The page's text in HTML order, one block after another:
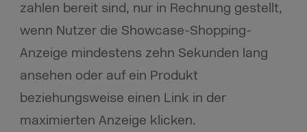
zahlen bereit sind, nur in Rechnung gestellt,
wenn Nutzer die Showcase-Shopping-
Anzeige mindestens zehn Sekunden lang
ansehen oder auf ein Produkt
beziehungsweise einen Link in der
maximierten Anzeige klicken.